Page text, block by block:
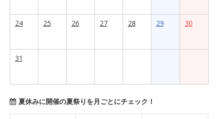
24 25 26 27 28 29 30
31
夏休みに開催の夏祭りを月ごとにチェック！